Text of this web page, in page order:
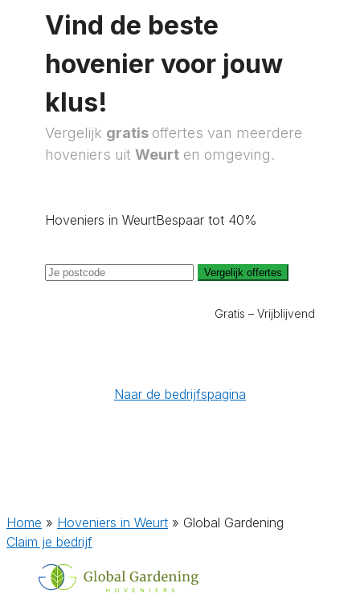
Vind de beste
hovenier voor jouw
klus!
Vergelijk gratis offertes van meerdere
hoveniers uit Weurt en omgeving.
Hoveniers in WeurtBespaar tot 40%
Vergelijk offertes
Gratis – Vrijblijvend
Naar de bedrijfspagina
Home » Hoveniers in Weurt » Global Gardening
Claim je bedrijf